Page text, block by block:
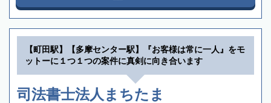
【町田駅】【多摩センター駅】『お客様は常に一人』をモ
ットーに１つ１つの案件に真剣に向き合います
司法書士法人まちたま